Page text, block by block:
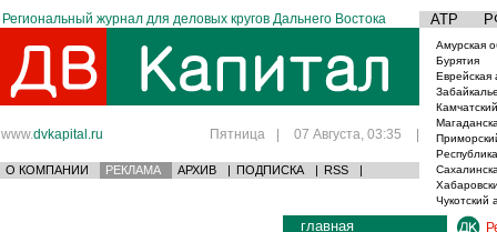
Региональный журнал для деловых кругов Дальнего Востока АТР
www.dvkapital.ru Пятница | 07 Августа, 03:35 |
О КОМПАНИИ РЕКЛАМА АРХИВ | ПОДПИСКА | RSS |
Амурская
Бурятия
Еврейская
Чукотский
главная